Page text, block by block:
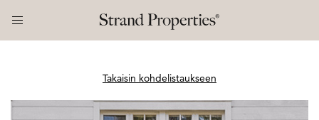
Takaisin kohdelistaukseen